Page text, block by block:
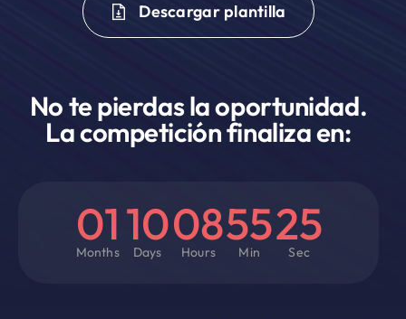
Descargar plantilla
No te pierdas la oportunidad.
La competición finaliza en:
01
Months
10
Days
08
Hours
55
Min
25
Sec